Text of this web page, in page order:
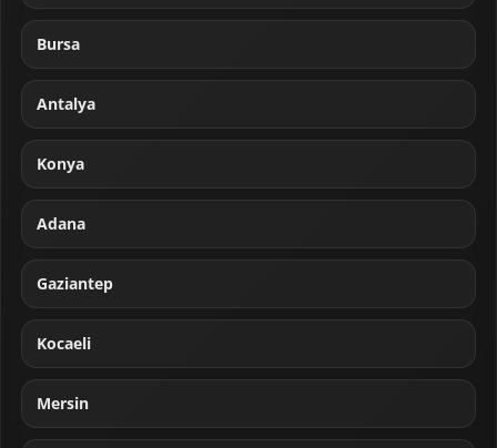
Bursa
Antalya
Konya
Adana
Gaziantep
Kocaeli
Mersin